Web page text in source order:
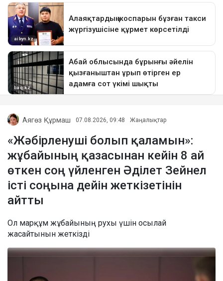
Аягөз Құрмаш 07.08.2026, 09:48 Жаңалықтар
«Жәбірленуші болып қаламын»:
жұбайының қазасынан кейін 8 ай
өткен соң үйленген Әділет Зейнел
істі соңына дейін жеткізетінін
айтты
Ол марқұм жұбайының рухы үшін осылай
жасайтынын жеткізді